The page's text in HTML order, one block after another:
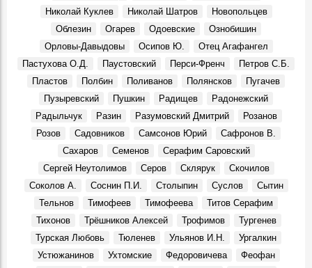
Николай Куклев
Николай Шатров
Новопольцев
Облезин
Огарев Одоевские
Ознобишин
Орловы-Давыдовы
Осипов Ю.
Отец Агафангел
Пастухова О.Д.
Паустовский Перси-Френч
Петров С.Б.
Пластов
Полбин Поливанов Полянсков
Пугачев
Пузыревский
Пушкин Радищев
Радонежский
Радыльчук
Разин Разумовский Дмитрий
Розанов
Розов
Садовников Самсонов Юрий
Сафронов В.
Сахаров
Семенов
Серафим Саровский
Сергей Неутолимов
Серов Склярук
Скочилов
Соколов А.
Соснин П.И. Столыпин Суслов
Сытин
Тельнов
Тимофеев Тимофеева
Титов Серафим
Тихонов
Трёшников Алексей Трофимов
Тургенев
Турская Любовь
Тюленев Ульянов И.Н.
Ургалкин
Устюжанинов
Ухтомские Федоровичева
Феофан